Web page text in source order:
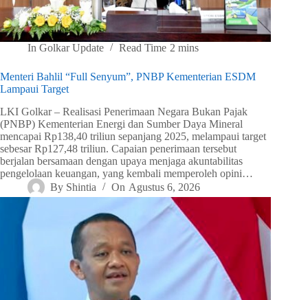
In Golkar Update Read Time 2 mins
Menteri Bahlil “Full Senyum”, PNBP Kementerian ESDM
Lampaui Target
LKI Golkar – Realisasi Penerimaan Negara Bukan Pajak
(PNBP) Kementerian Energi dan Sumber Daya Mineral
mencapai Rp138,40 triliun sepanjang 2025, melampaui target
sebesar Rp127,48 triliun. Capaian penerimaan tersebut
berjalan bersamaan dengan upaya menjaga akuntabilitas
pengelolaan keuangan, yang kembali memperoleh opini…
By Shintia On Agustus 6, 2026